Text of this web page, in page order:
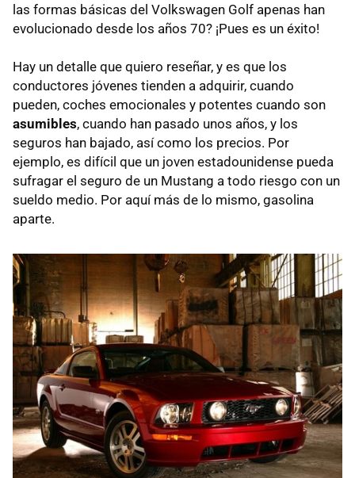
las formas básicas del Volkswagen Golf apenas han
evolucionado desde los años 70? ¡Pues es un éxito!
Hay un detalle que quiero reseñar, y es que los
conductores jóvenes tienden a adquirir, cuando
pueden, coches emocionales y potentes cuando son
asumibles, cuando han pasado unos años, y los
seguros han bajado, así como los precios. Por
ejemplo, es difícil que un joven estadounidense pueda
sufragar el seguro de un Mustang a todo riesgo con un
sueldo medio. Por aquí más de lo mismo, gasolina
aparte.